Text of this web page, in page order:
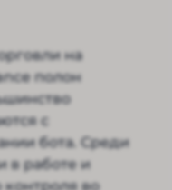
на
полон
с
бота. Среди
в работе и
контроля во